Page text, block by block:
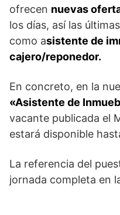
ofrecen nuevas
los días, así las
como asistente de
cajero/reponedor.
En concreto, en la
«Asistente de
vacante publicada el
estará disponible
La referencia del
jornada completa en